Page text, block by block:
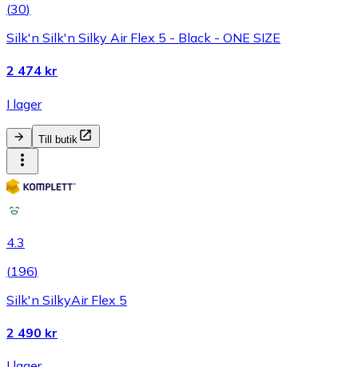
(30)
Silk'n Silk'n Silky Air Flex 5 - Black - ONE SIZE
2 474 kr
I lager
Till butik
4.3
(196)
Silk'n SilkyAir Flex 5
2 490 kr